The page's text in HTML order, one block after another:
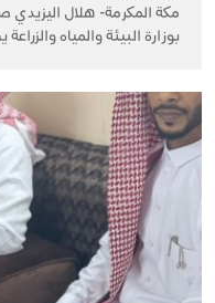
مكة المكرمة- هلال اليزيدي
بوزارة البيئة والمياه